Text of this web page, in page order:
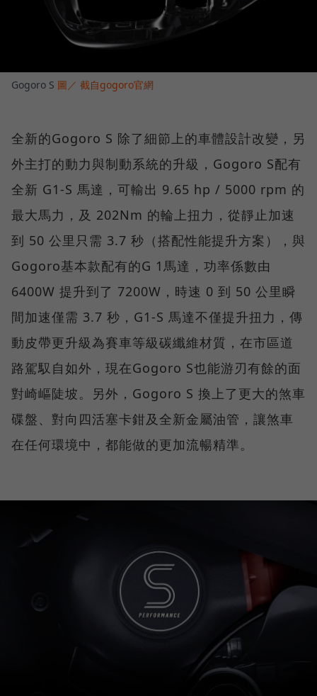
Gogoro S 圖／ 截自gogoro官網
全新的Gogoro S 除了細節上的車體設計改變，另
外主打的動力與制動系統的升級，Gogoro S配有
全新 G1-S 馬達，可輸出 9.65 hp / 5000 rpm 的
最大馬力，及 202Nm 的輪上扭力，從靜止加速
到 50 公里只需 3.7 秒（搭配性能提升方案），與
Gogoro基本款配有的G 1馬達，功率係數由
6400W 提升到了 7200W，時速 0 到 50 公里瞬
間加速僅需 3.7 秒，G1-S 馬達不僅提升扭力，傳
動皮帶更升級為賽車等級碳纖維材質，在市區道
路駕馭自如外，現在Gogoro S也能游刃有餘的面
對崎嶇陡坡。另外，Gogoro S 換上了更大的煞車
碟盤、對向四活塞卡鉗及全新金屬油管，讓煞車
在任何環境中，都能做的更加流暢精準。